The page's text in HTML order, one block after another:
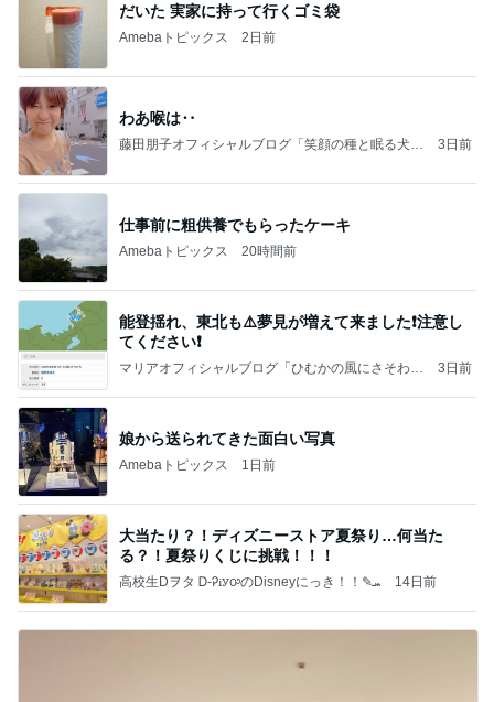
だいた 実家に持って行くゴミ袋
Amebaトピックス 2日前
わあ喉は‥
藤田朋子オフィシャルブログ「笑顔の種と眠る犬」
3日前
仕事前に粗供養でもらったケーキ
Amebaトピックス 20時間前
能登揺れ、東北も⚠️夢見が増えて来ました❗️注意し
てください❗️
マリアオフィシャルブログ「ひむかの風にさそわれ
3日前
娘から送られてきた面白い写真
Amebaトピックス 1日前
大当たり？！ディズニーストア夏祭り…何当た
る？！夏祭りくじに挑戦！！！
高校生Dヲタ Ꭰ-ᎮꭵꭹꭴのDisneyにっき！！✎ܚ 14日前